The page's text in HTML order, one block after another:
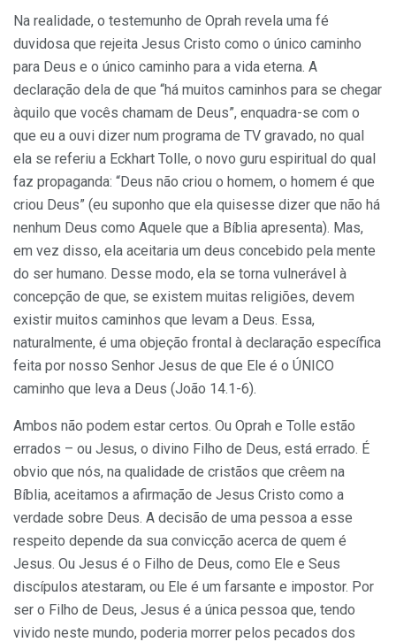
Na realidade, o testemunho de Oprah revela uma fé
duvidosa que rejeita Jesus Cristo como o único caminho
para Deus e o único caminho para a vida eterna. A
declaração dela de que “há muitos caminhos para se chegar
àquilo que vocês chamam de Deus”, enquadra-se com o
que eu a ouvi dizer num programa de TV gravado, no qual
ela se referiu a Eckhart Tolle, o novo guru espiritual do qual
faz propaganda: “Deus não criou o homem, o homem é que
criou Deus” (eu suponho que ela quisesse dizer que não há
nenhum Deus como Aquele que a Bíblia apresenta). Mas,
em vez disso, ela aceitaria um deus concebido pela mente
do ser humano. Desse modo, ela se torna vulnerável à
concepção de que, se existem muitas religiões, devem
existir muitos caminhos que levam a Deus. Essa,
naturalmente, é uma objeção frontal à declaração específica
feita por nosso Senhor Jesus de que Ele é o ÚNICO
caminho que leva a Deus (João 14.1-6).
Ambos não podem estar certos. Ou Oprah e Tolle estão
errados – ou Jesus, o divino Filho de Deus, está errado. É
obvio que nós, na qualidade de cristãos que crêem na
Bíblia, aceitamos a afirmação de Jesus Cristo como a
verdade sobre Deus. A decisão de uma pessoa a esse
respeito depende da sua convicção acerca de quem é
Jesus. Ou Jesus é o Filho de Deus, como Ele e Seus
discípulos atestaram, ou Ele é um farsante e impostor. Por
ser o Filho de Deus, Jesus é a única pessoa que, tendo
vivido neste mundo, poderia morrer pelos pecados dos